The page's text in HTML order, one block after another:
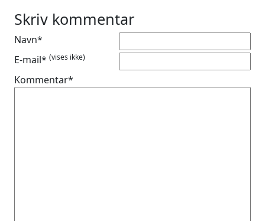
Skriv kommentar
Navn*
E-mail* (vises ikke)
Kommentar*